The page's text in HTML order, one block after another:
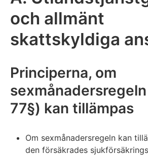
och allmänt
skattskyldiga
Principerna, om
77§) kan tillämpas
Om sexmånadersregeln kan
den försäkrades